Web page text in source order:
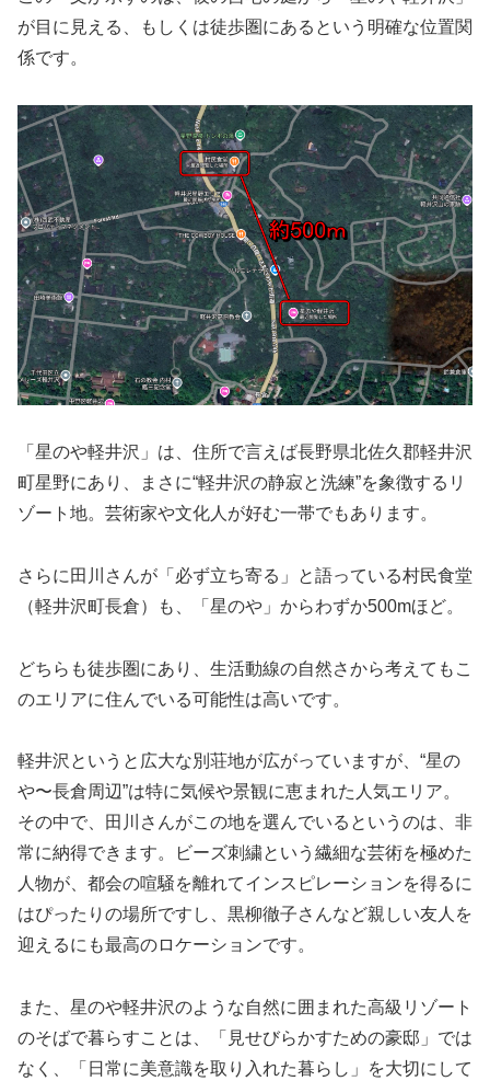
が目に見える、もしくは徒歩圏にあるという明確な位置関
係です。
「星のや軽井沢」は、住所で言えば長野県北佐久郡軽井沢
町星野にあり、まさに“軽井沢の静寂と洗練”を象徴するリ
ゾート地。芸術家や文化人が好む一帯でもあります。
さらに田川さんが「必ず立ち寄る」と語っている村民食堂
（軽井沢町長倉）も、「星のや」からわずか500mほど。
どちらも徒歩圏にあり、生活動線の自然さから考えてもこ
のエリアに住んでいる可能性は高いです。
軽井沢というと広大な別荘地が広がっていますが、“星の
や〜長倉周辺”は特に気候や景観に恵まれた人気エリア。
その中で、田川さんがこの地を選んでいるというのは、非
常に納得できます。ビーズ刺繍という繊細な芸術を極めた
人物が、都会の喧騒を離れてインスピレーションを得るに
はぴったりの場所ですし、黒柳徹子さんなど親しい友人を
迎えるにも最高のロケーションです。
また、星のや軽井沢のような自然に囲まれた高級リゾート
のそばで暮らすことは、「見せびらかすための豪邸」では
なく、「日常に美意識を取り入れた暮らし」を大切にして